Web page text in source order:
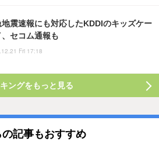
地震速報にも対応したKDDIのキッズケー
、セコム通報も
Fri 17:18
ングをもっと見る
の記事もおすすめ